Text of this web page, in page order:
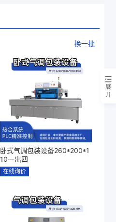
换一批
卧式气调包装设备260*200*1
10一出四
在线询价
展
开